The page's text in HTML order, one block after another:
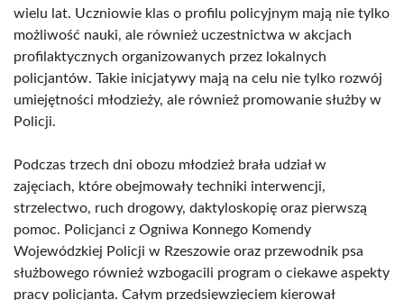
wielu lat. Uczniowie klas o profilu policyjnym mają nie tylko
możliwość nauki, ale również uczestnictwa w akcjach
profilaktycznych organizowanych przez lokalnych
policjantów. Takie inicjatywy mają na celu nie tylko rozwój
umiejętności młodzieży, ale również promowanie służby w
Policji.
Podczas trzech dni obozu młodzież brała udział w
zajęciach, które obejmowały techniki interwencji,
strzelectwo, ruch drogowy, daktyloskopię oraz pierwszą
pomoc. Policjanci z Ogniwa Konnego Komendy
Wojewódzkiej Policji w Rzeszowie oraz przewodnik psa
służbowego również wzbogacili program o ciekawe aspekty
pracy policjanta. Całym przedsięwzięciem kierował